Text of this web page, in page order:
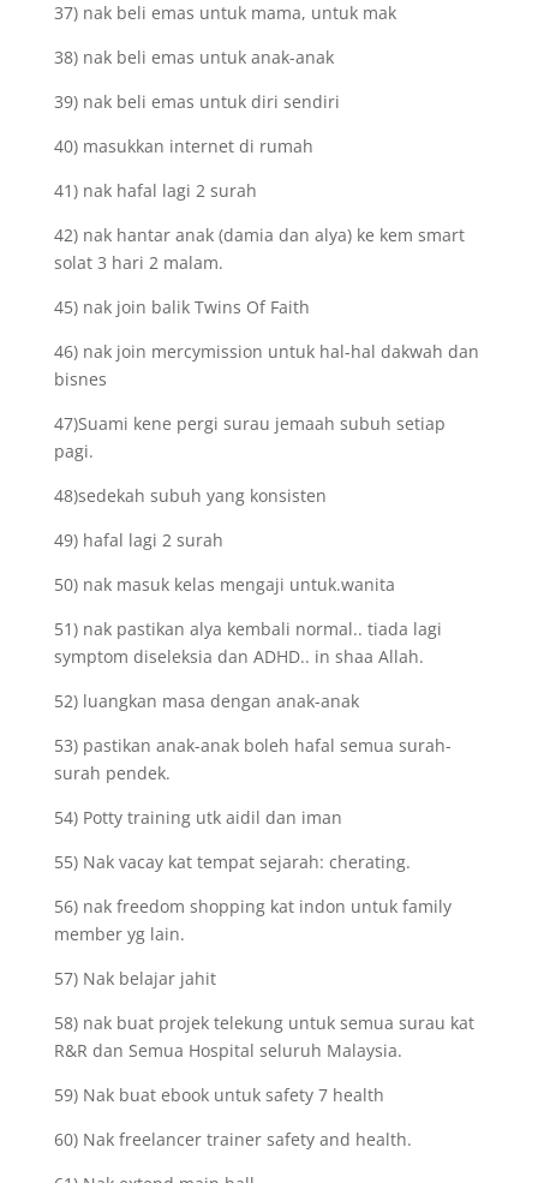
37) nak beli emas untuk mama, untuk mak
38) nak beli emas untuk anak-anak
39) nak beli emas untuk diri sendiri
40) masukkan internet di rumah
41) nak hafal lagi 2 surah
42) nak hantar anak (damia dan alya) ke kem smart
solat 3 hari 2 malam.
45) nak join balik Twins Of Faith
46) nak join mercymission untuk hal-hal dakwah dan
bisnes
47)Suami kene pergi surau jemaah subuh setiap
pagi.
48)sedekah subuh yang konsisten
49) hafal lagi 2 surah
50) nak masuk kelas mengaji untuk.wanita
51) nak pastikan alya kembali normal.. tiada lagi
symptom diseleksia dan ADHD.. in shaa Allah.
52) luangkan masa dengan anak-anak
53) pastikan anak-anak boleh hafal semua surah-
surah pendek.
54) Potty training utk aidil dan iman
55) Nak vacay kat tempat sejarah: cherating.
56) nak freedom shopping kat indon untuk family
member yg lain.
57) Nak belajar jahit
58) nak buat projek telekung untuk semua surau kat
R&R dan Semua Hospital seluruh Malaysia.
59) Nak buat ebook untuk safety 7 health
60) Nak freelancer trainer safety and health.